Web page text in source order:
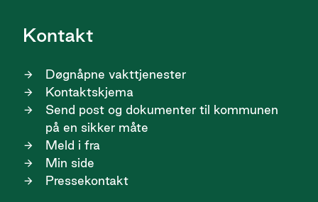
Kontakt
Døgnåpne vakttjenester
Kontaktskjema
Send post og dokumenter til kommunen
på en sikker måte
Meld i fra
Min side
Pressekontakt